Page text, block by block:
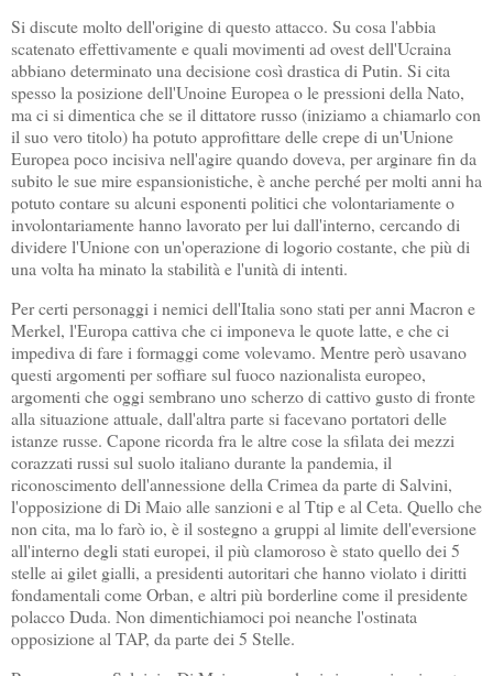
Si discute molto dell'origine di questo attacco. Su cosa l'abbia
scatenato effettivamente e quali movimenti ad ovest dell'Ucraina
abbiano determinato una decisione così drastica di Putin. Si cita
spesso la posizione dell'Unoine Europea o le pressioni della Nato,
ma ci si dimentica che se il dittatore russo (iniziamo a chiamarlo con
il suo vero titolo) ha potuto approfittare delle crepe di un'Unione
Europea poco incisiva nell'agire quando doveva, per arginare fin da
subito le sue mire espansionistiche, è anche perché per molti anni ha
potuto contare su alcuni esponenti politici che volontariamente o
involontariamente hanno lavorato per lui dall'interno, cercando di
dividere l'Unione con un'operazione di logorio costante, che più di
una volta ha minato la stabilità e l'unità di intenti.
Per certi personaggi i nemici dell'Italia sono stati per anni Macron e
Merkel, l'Europa cattiva che ci imponeva le quote latte, e che ci
impediva di fare i formaggi come volevamo. Mentre però usavano
questi argomenti per soffiare sul fuoco nazionalista europeo,
argomenti che oggi sembrano uno scherzo di cattivo gusto di fronte
alla situazione attuale, dall'altra parte si facevano portatori delle
istanze russe. Capone ricorda fra le altre cose la sfilata dei mezzi
corazzati russi sul suolo italiano durante la pandemia, il
riconoscimento dell'annessione della Crimea da parte di Salvini,
l'opposizione di Di Maio alle sanzioni e al Ttip e al Ceta. Quello che
non cita, ma lo farò io, è il sostegno a gruppi al limite dell'eversione
all'interno degli stati europei, il più clamoroso è stato quello dei 5
stelle ai gilet gialli, a presidenti autoritari che hanno violato i diritti
fondamentali come Orban, e altri più borderline come il presidente
polacco Duda. Non dimentichiamoci poi neanche l'ostinata
opposizione al TAP, da parte dei 5 Stelle.